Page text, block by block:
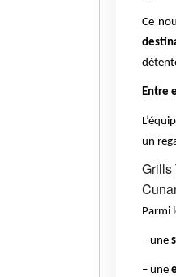
Ce
Entre
un
Grills
Parmi
– une
– une